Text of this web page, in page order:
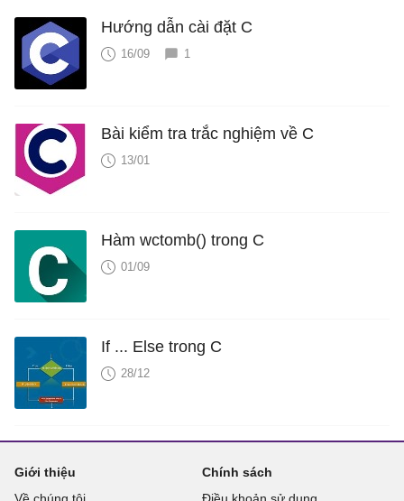
Hướng dẫn cài đặt C
16/09 1
Bài kiểm tra trắc nghiệm về C
13/01
Hàm wctomb() trong C
01/09
If ... Else trong C
28/12
Giới thiệu
Chính sách